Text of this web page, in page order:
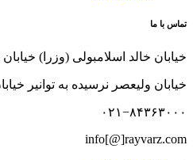
تماس با ما
خیابان خالد اسلامبولی (وزرا) خیابان
خیابان ولیعصر نرسیده به توانیر
۰۲۱−۸۴۳۶۳۰۰۰
info[@]rayvarz.com